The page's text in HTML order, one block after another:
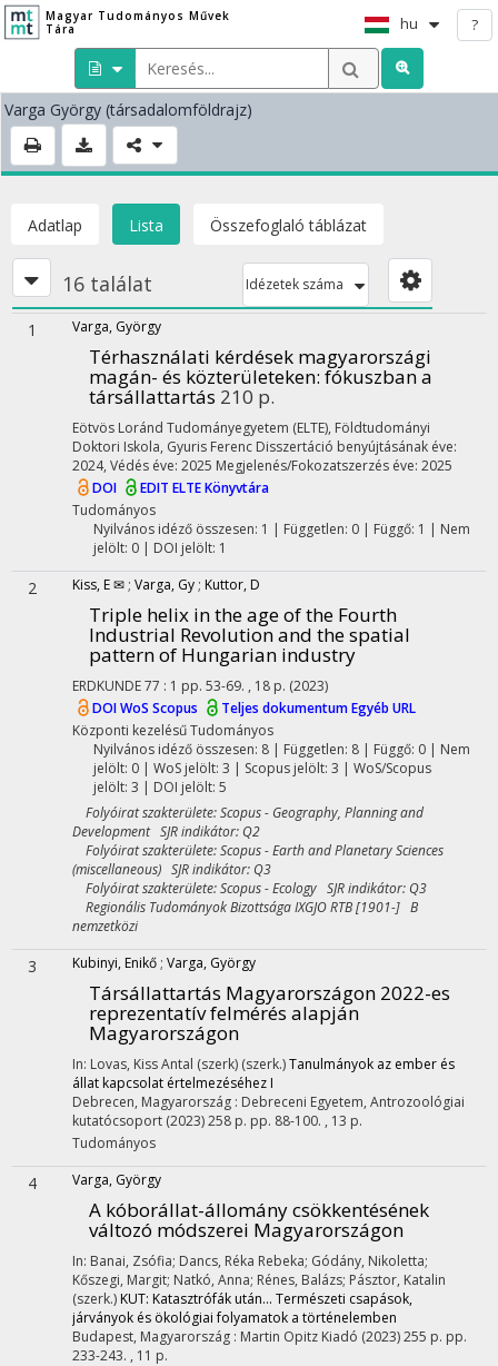
Magyar Tudományos Művek
Tára
hu ?
Varga György (társadalomföldrajz)
Adatlap Lista Összefoglaló táblázat
16 találat Idézetek száma
1 Varga, György
Térhasználati kérdések magyarországi
magán- és közterületeken: fókuszban a
társállattartás 210 p.
Eötvös Loránd Tudományegyetem (ELTE), Földtudományi
Doktori Iskola, Gyuris Ferenc Disszertáció benyújtásának éve:
2024, Védés éve: 2025 Megjelenés/Fokozatszerzés éve: 2025
DOI
EDIT ELTE Könyvtára
Tudományos
Nyilvános idéző összesen: 1 | Független: 0 | Függő: 1 | Nem
jelölt: 0 | DOI jelölt: 1
2 Kiss, E ✉ ; Varga, Gy ; Kuttor, D
Triple helix in the age of the Fourth
Industrial Revolution and the spatial
pattern of Hungarian industry
ERDKUNDE77 : 1 pp. 53-69. , 18 p. (2023)
DOIWoS Scopus Teljes dokumentumEgyéb URL
Központi kezelésűTudományos
Nyilvános idéző összesen: 8| Független: 8 | Függő: 0 | Nem
jelölt: 0 | WoS jelölt: 3 | Scopus jelölt: 3 | WoS/Scopus
jelölt: 3 | DOI jelölt: 5
Folyóirat szakterülete: Scopus - Geography, Planning and
Development SJR indikátor: Q2
Folyóirat szakterülete: Scopus - Earth and Planetary Sciences
(miscellaneous) SJR indikátor: Q3
Folyóirat szakterülete: Scopus - Ecology SJR indikátor: Q3
Regionális Tudományok Bizottsága IXGJO RTB [1901-] B
nemzetközi
3 Kubinyi, Enikő ; Varga, György
Társállattartás Magyarországon 2022-es
reprezentatív felmérés alapján
Magyarországon
In: Lovas, Kiss Antal (szerk) (szerk.)Tanulmányok az ember és
állat kapcsolat értelmezéséhez I
Debrecen, Magyarország : Debreceni Egyetem, Antrozoológiai
kutatócsoport (2023)258 p. pp. 88-100. , 13 p.
Tudományos
4 Varga, György
A kóborállat-állomány csökkentésének
változó módszerei Magyarországon
In: Banai, Zsófia; Dancs, Réka Rebeka; Gódány, Nikoletta;
Kőszegi, Margit; Natkó, Anna; Rénes, Balázs; Pásztor, Katalin
(szerk.) KUT: Katasztrófák után... Természeti csapások,
járványok és ökológiai folyamatok a történelemben
Budapest, Magyarország : Martin Opitz Kiadó (2023)255 p. pp.
233-243. , 11 p.